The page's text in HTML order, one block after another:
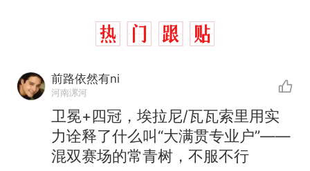
前路依然有ni
河南漯河
卫冕+四冠，埃拉尼/瓦瓦索里用实
力诠释了什么叫“大满贯专业户”——
混双赛场的常青树，不服不行